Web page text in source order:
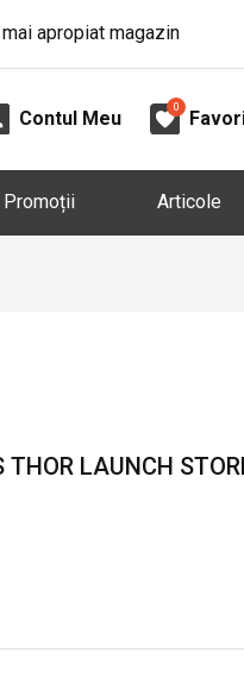
apropiat magazin
Contul Meu
0
Promoții Articole
THOR LAUNCH